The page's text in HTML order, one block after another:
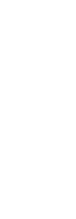
הראל זיהו
הנהג בתגובה
משטרה
טיפול
לכלי הרכב.
הנמלט
ובמהלך
למרות
אותר
– שאותו
להשלים
עד להגשת